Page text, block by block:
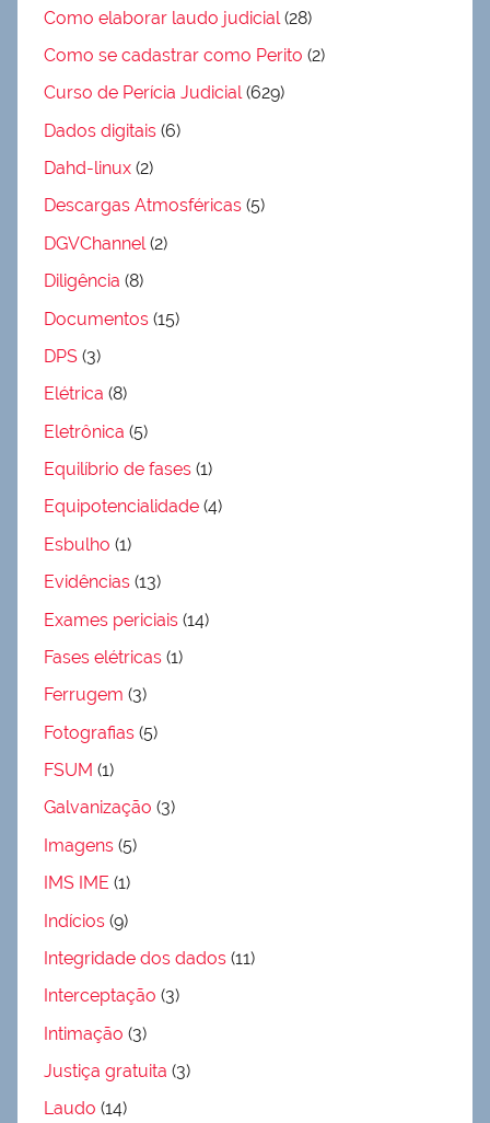
Como elaborar laudo judicial (28)
Como se cadastrar como Perito (2)
Curso de Perícia Judicial(629)
Dados digitais (6)
Dahd-linux (2)
Descargas Atmosféricas (5)
DGVChannel(2)
Diligência (8)
Documentos (15)
DPS (3)
Elétrica (8)
Eletrônica (5)
Equilíbrio de fases (1)
Equipotencialidade (4)
Esbulho (1)
Evidências (13)
Exames periciais (14)
Fases elétricas (1)
Ferrugem (3)
Fotografias (5)
FSUM (1)
Galvanização (3)
Imagens (5)
IMS IME (1)
Indícios (9)
Integridade dos dados (11)
Interceptação (3)
Intimação (3)
Justiça gratuita (3)
Laudo (14)